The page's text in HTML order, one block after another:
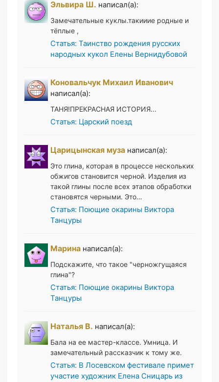
Эльвира Ш. написал(а):
Замечательные куклы.такииие родные и
тёплые ,
Статья: Таинство рождения русских
народных кукол Елены Вернидубовой
Коновальчук Михаил Иванович
написал(а):
ТАНЯ!ПРЕКРАСНАЯ ИСТОРИЯ...
Статья: Царский поезд
Царицынская муза написал(а):
Это глина, которая в процессе нескольких
обжигов становится черной. Изделия из
такой глины после всех этапов обработки
становятся черными. Это…
Статья: Поющие окарины Виктора
Танцуры
Марина написал(а):
Подскажите, что такое "черножгущаяся
глина"?
Статья: Поющие окарины Виктора
Танцуры
Наталья В. написал(а):
Бала на ее мастер-классе. Умница. И
замечательный рассказчик к тому же.
Статья: В Лосевском фестивале примет
участие художник Елена Сницарь из